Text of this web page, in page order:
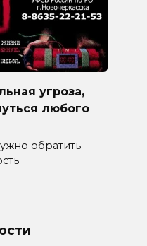
угроза,
любого
обратить